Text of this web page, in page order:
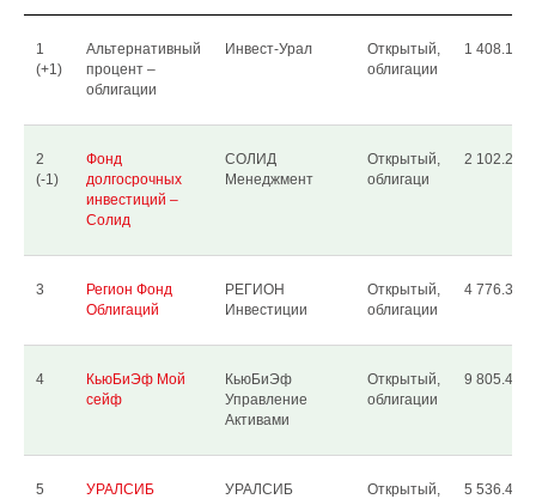
1
(+1)
Альтернативный
процент –
облигации
Инвест-Урал
Открытый,
облигации
1 408.18
2
(-1)
Фонд
долгосрочных
инвестиций –
Солид
СОЛИД
Менеджмент
Открытый,
облигаци
2 102.24
3
Регион Фонд
Облигаций
РЕГИОН
Инвестиции
Открытый,
облигации
4 776.37
4
КьюБиЭф Мой
сейф
КьюБиЭф
Управление
Активами
Открытый,
облигации
9 805.44
5
УРАЛСИБ
УРАЛСИБ
Открытый,
5 536.49